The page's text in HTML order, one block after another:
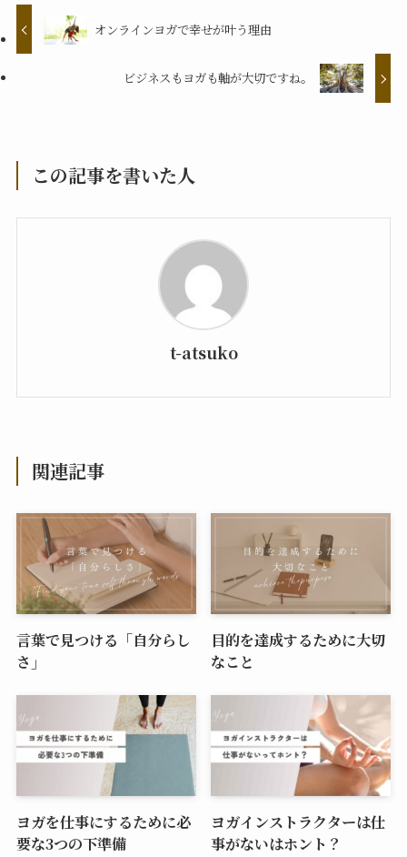
オンラインヨガで幸せが叶う理由
ビジネスもヨガも軸が大切ですね。
この記事を書いた人
t-atsuko
関連記事
言葉で見つける「自分らし
さ」
目的を達成するために大切
なこと
ヨガを仕事にするために必
要な3つの下準備
ヨガインストラクターは仕
事がないはホント？